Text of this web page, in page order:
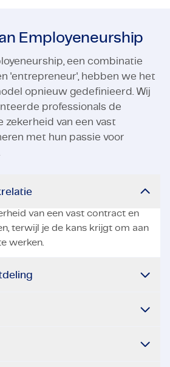
Employeneurship
een combinatie
'entrepreneur', hebben we het
opnieuw gedefinieerd. Wij
professionals de
zekerheid van een vast
met hun passie voor
van een vast contract en
terwijl je de kans krijgt om aan
werken.